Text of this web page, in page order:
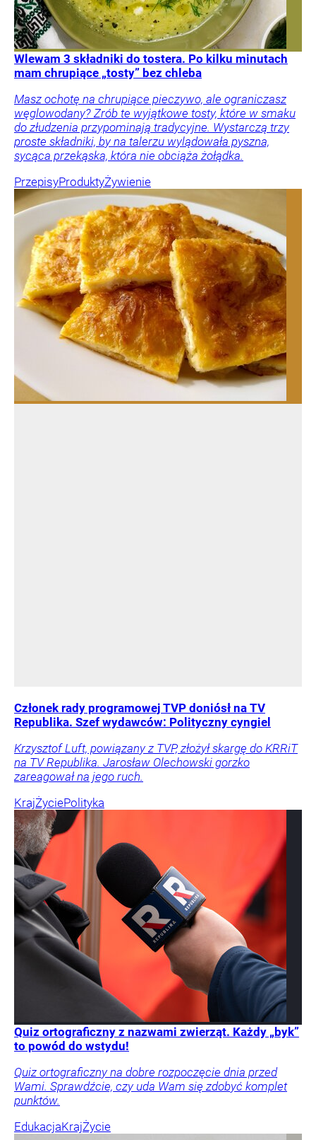
Wlewam 3 składniki do tostera. Po kilku minutach
mam chrupiące „tosty” bez chleba
Masz ochotę na chrupiące pieczywo, ale ograniczasz
węglowodany? Zrób te wyjątkowe tosty, które w smaku
do złudzenia przypominają tradycyjne. Wystarczą trzy
proste składniki, by na talerzu wylądowała pyszna,
sycąca przekąska, która nie obciąża żołądka.
PrzepisyProduktyŻywienie
Członek rady programowej TVP doniósł na TV
Republika. Szef wydawców: Polityczny cyngiel
Krzysztof Luft, powiązany z TVP, złożył skargę do KRRiT
na TV Republika. Jarosław Olechowski gorzko
zareagował na jego ruch.
KrajŻyciePolityka
Quiz ortograficzny z nazwami zwierząt. Każdy „byk”
to powód do wstydu!
Quiz ortograficzny na dobre rozpoczęcie dnia przed
Wami. Sprawdźcie, czy uda Wam się zdobyć komplet
punktów.
EdukacjaKrajŻycie